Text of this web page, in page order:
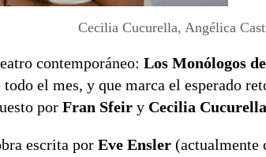
Cecilia Cucurella, Angélica
contemporáneo: Los Monólogos
el mes, y que marca el esperado
por Fran Sfeir y Cecilia Cucurella
escrita por Eve Ensler (actualmente